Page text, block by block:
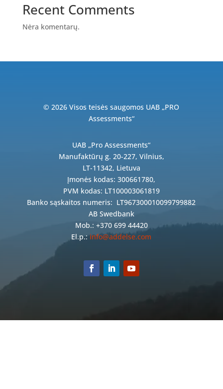
Recent Comments
Nėra komentarų.
© 2026 Visos teisės saugomos UAB „PRO
Assessments“
UAB „Pro Assessments“
Manufaktūrų g. 20-227, Vilnius,
LT-11342, Lietuva
Įmonės kodas: 300661780,
PVM kodas: LT100003061819
Banko sąskaitos numeris: LT967300010099799882
AB Swedbank
Mob.: +370 699 44420
El.p.:info@addelse.com